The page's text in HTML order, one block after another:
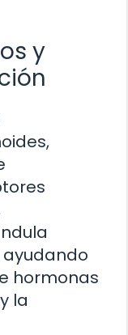
y
hormonas
la